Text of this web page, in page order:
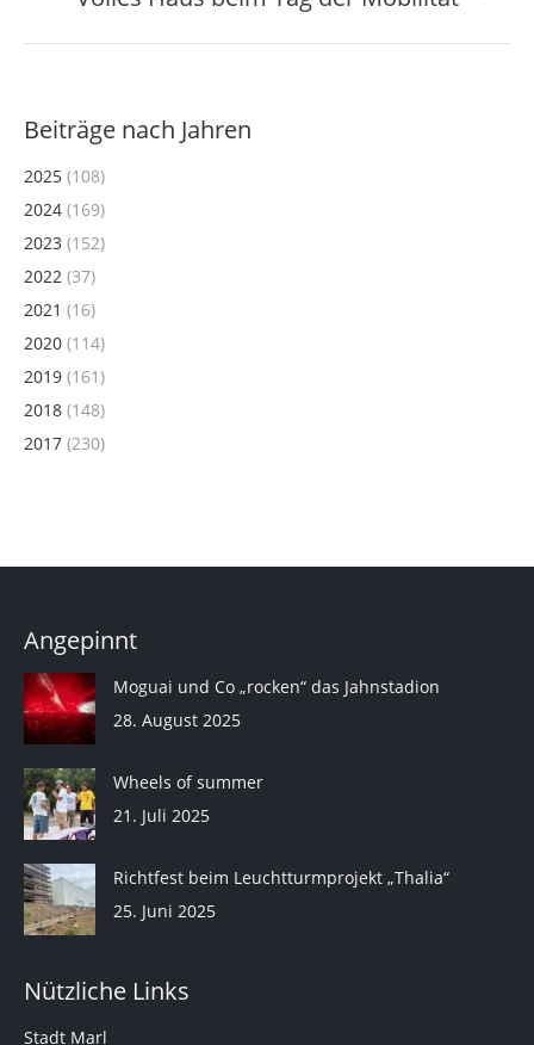
Beiträge nach Jahren
2025 (108)
2024 (169)
2023 (152)
2022 (37)
2021 (16)
2020 (114)
2019 (161)
2018 (148)
2017 (230)
Angepinnt
Moguai und Co „rocken“ das Jahnstadion
28. August 2025
Wheels of summer
21. Juli 2025
Richtfest beim Leuchtturmprojekt „Thalia“
25. Juni 2025
Nützliche Links
Stadt Marl